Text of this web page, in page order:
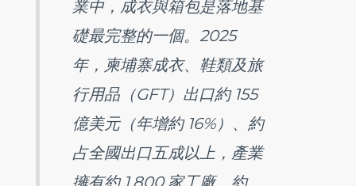
業中，成衣與箱包是落地基
礎最完整的一個。2025
年，柬埔寨成衣、鞋類及旅
行用品（GFT）出口約 155
億美元（年增約 16%）、約
占全國出口五成以上，產業
擁有約 1,800 家工廠、約